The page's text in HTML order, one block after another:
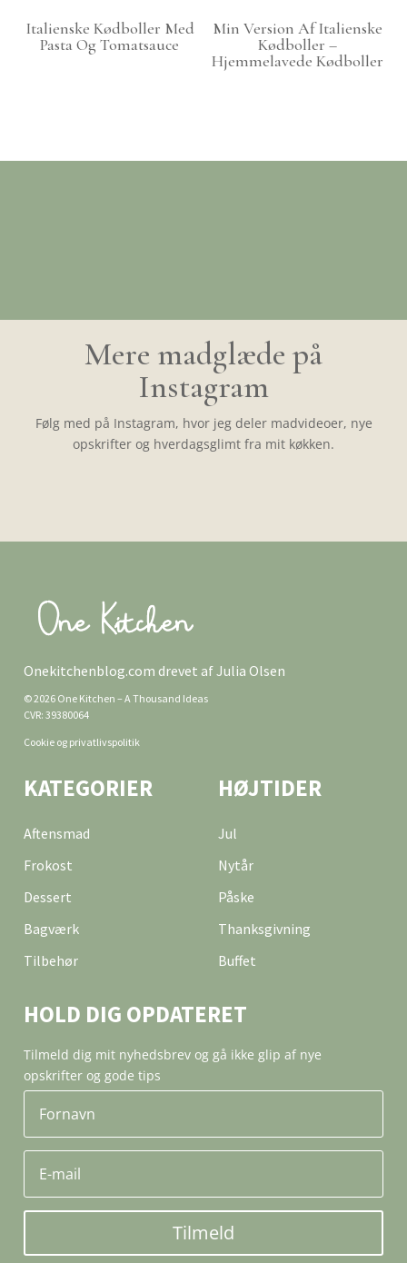
Italienske Kødboller Med
Pasta Og Tomatsauce
Min Version Af Italienske
Kødboller –
Hjemmelavede Kødboller
Mere madglæde på
Instagram
Følg med på Instagram, hvor jeg deler madvideoer, nye
opskrifter og hverdagsglimt fra mit køkken.
Onekitchenblog.com drevet af Julia Olsen
© 2026 One Kitchen – A Thousand Ideas
CVR: 39380064
Cookie og privatlivspolitik
KATEGORIER
Aftensmad
Frokost
Dessert
Bagværk
Tilbehør
HØJTIDER
Jul
Nytår
Påske
Thanksgivning
Buffet
HOLD DIG OPDATERET
Tilmeld dig mit nyhedsbrev og gå ikke glip af nye
opskrifter og gode tips
Tilmeld